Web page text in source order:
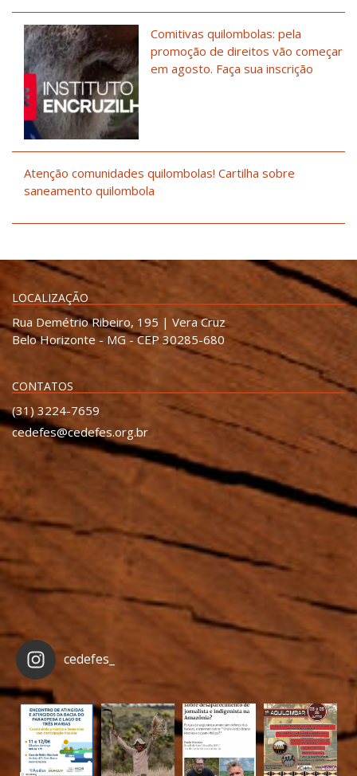
Comitivas quilombolas: pela
promoção de direitos vão começar
em agosto. Faça sua inscrição
Atenção comunidades quilombolas! Cartilha sobre
saneamento quilombola
LOCALIZAÇÃO
Rua Demétrio Ribeiro, 195 | Vera Cruz
Belo Horizonte - MG - CEP 30285-680
CONTATOS
(31) 3224-7659
cedefes@cedefes.org.br
cedefes_